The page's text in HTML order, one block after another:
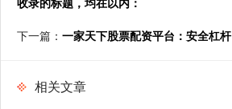
下一篇： 一家天下股票配资平台：安全杠
相关文章